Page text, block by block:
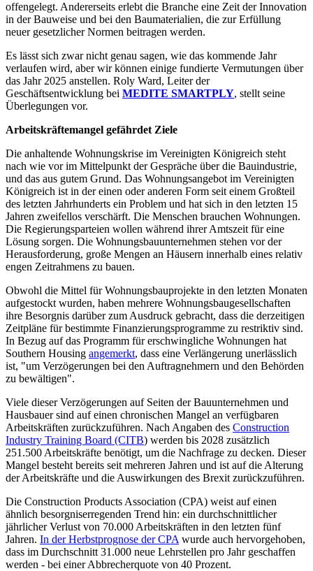
offengelegt. Andererseits erlebt die Branche eine Zeit der Innovation
in der Bauweise und bei den Baumaterialien, die zur Erfüllung
neuer gesetzlicher Normen beitragen werden.
Es lässt sich zwar nicht genau sagen, wie das kommende Jahr
verlaufen wird, aber wir können einige fundierte Vermutungen über
das Jahr 2025 anstellen. Roly Ward, Leiter der
Geschäftsentwicklung bei MEDITE SMARTPLY, stellt seine
Überlegungen vor.
Arbeitskräftemangel gefährdet Ziele
Die anhaltende Wohnungskrise im Vereinigten Königreich steht
nach wie vor im Mittelpunkt der Gespräche über die Bauindustrie,
und das aus gutem Grund. Das Wohnungsangebot im Vereinigten
Königreich ist in der einen oder anderen Form seit einem Großteil
des letzten Jahrhunderts ein Problem und hat sich in den letzten 15
Jahren zweifellos verschärft. Die Menschen brauchen Wohnungen.
Die Regierungsparteien wollen während ihrer Amtszeit für eine
Lösung sorgen. Die Wohnungsbauunternehmen stehen vor der
Herausforderung, große Mengen an Häusern innerhalb eines relativ
engen Zeitrahmens zu bauen.
Obwohl die Mittel für Wohnungsbauprojekte in den letzten Monaten
aufgestockt wurden, haben mehrere Wohnungsbaugesellschaften
ihre Besorgnis darüber zum Ausdruck gebracht, dass die derzeitigen
Zeitpläne für bestimmte Finanzierungsprogramme zu restriktiv sind.
In Bezug auf das Programm für erschwingliche Wohnungen hat
Southern Housing angemerkt, dass eine Verlängerung unerlässlich
ist, "um Verzögerungen bei den Auftragnehmern und den Behörden
zu bewältigen".
Viele dieser Verzögerungen auf Seiten der Bauunternehmen und
Hausbauer sind auf einen chronischen Mangel an verfügbaren
Arbeitskräften zurückzuführen. Nach Angaben des Construction
Industry Training Board (CITB) werden bis 2028 zusätzlich
251.500 Arbeitskräfte benötigt, um die Nachfrage zu decken. Dieser
Mangel besteht bereits seit mehreren Jahren und ist auf die Alterung
der Arbeitskräfte und die Auswirkungen des Brexit zurückzuführen.
Die Construction Products Association (CPA) weist auf einen
ähnlich besorgniserregenden Trend hin: ein durchschnittlicher
jährlicher Verlust von 70.000 Arbeitskräften in den letzten fünf
Jahren. In der Herbstprognose der CPA wurde auch hervorgehoben,
dass im Durchschnitt 31.000 neue Lehrstellen pro Jahr geschaffen
werden - bei einer Abbrecherquote von 40 Prozent.